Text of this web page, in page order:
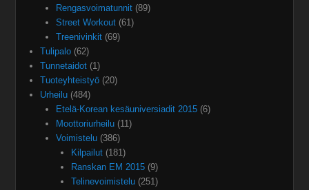
Rengasvoimatunnit(89)
Street Workout(61)
Treenivinkit(69)
Tulipalo (62)
Tunnetaidot (1)
Tuoteyhteistyö (20)
Urheilu (484)
Etelä-Korean kesäuniversiadit 2015(6)
Moottoriurheilu(11)
Voimistelu(386)
Kilpailut (181)
Ranskan EM 2015 (9)
Telinevoimistelu (251)